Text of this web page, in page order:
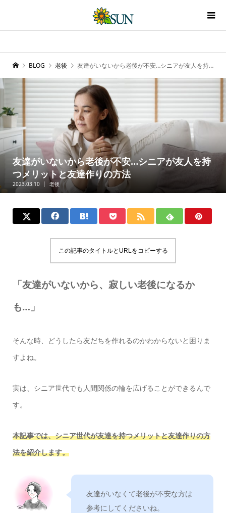
BLOG 老後 友達がいないから老後が不安…シニアが友人を持つメリットと友達作りの方法
友達がいないから老後が不安…シニアが友人を持
つメリットと友達作りの方法
2023.03.10 老後
この記事のタイトルとURLをコピーする
「友達がいないから、寂しい老後になるか
も…」
そんな時、どうしたら友だちを作れるのかわからないと困りま
すよね。
実は、シニア世代でも人間関係の輪を広げることができるんで
す。
本記事では、シニア世代が友達を持つメリットと友達作りの方
法を紹介します。
友達がいなくて老後が不安な方は
参考にしてくださいね。